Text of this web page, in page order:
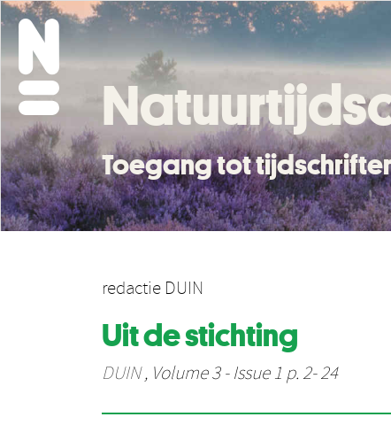
Toegang tot
redactie DUIN
Uit de stichting
DUIN, Volume 3 - Issue 1 p. 2- 24